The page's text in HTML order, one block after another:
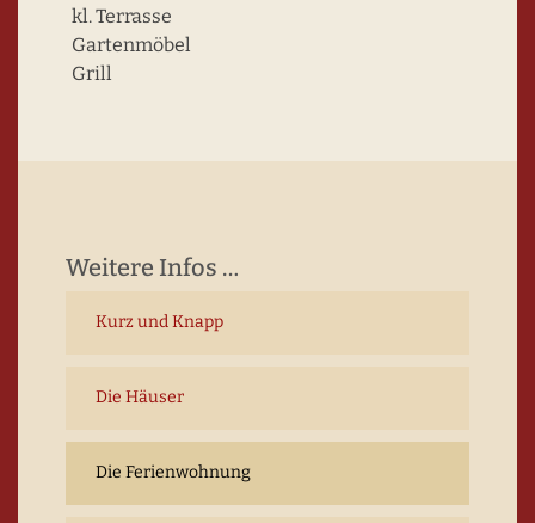
kl. Terrasse
Gartenmöbel
Grill
Weitere Infos …
Kurz und Knapp
Die Häuser
Die Ferienwohnung